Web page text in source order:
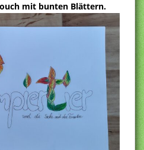
mit bunten Blättern.